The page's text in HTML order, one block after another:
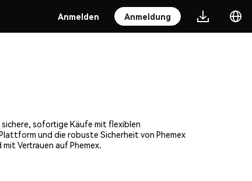
Anmelden Anmeldung
sofortige Käufe mit flexiblen
und die robuste Sicherheit von Phemex
Vertrauen auf Phemex.